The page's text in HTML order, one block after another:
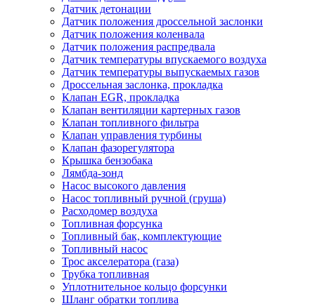
Датчик детонации
Датчик положения дроссельной заслонки
Датчик положения коленвала
Датчик положения распредвала
Датчик температуры впускаемого воздуха
Датчик температуры выпускаемых газов
Дроссельная заслонка, прокладка
Клапан EGR, прокладка
Клапан вентиляции картерных газов
Клапан топливного фильтра
Клапан управления турбины
Клапан фазорегулятора
Крышка бензобака
Лямбда-зонд
Насос высокого давления
Насос топливный ручной (груша)
Расходомер воздуха
Топливная форсунка
Топливный бак, комплектующие
Топливный насос
Трос акселератора (газа)
Трубка топливная
Уплотнительное кольцо форсунки
Шланг обратки топлива